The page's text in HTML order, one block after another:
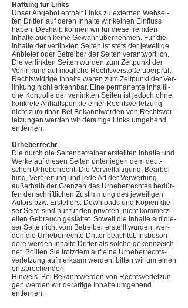
Haf­tung für Links
Unser Ange­bot ent­hält Links zu exter­nen Web­sei­
ten Drit­ter, auf deren Inhalte wir kei­nen Ein­fluss
haben. Des­halb kön­nen wir für diese frem­den
Inhalte auch keine Gewähr über­neh­men. Für die
Inhalte der ver­link­ten Sei­ten ist stets der jewei­lige
Anbie­ter oder Betrei­ber der Sei­ten ver­ant­wort­lich.
Die ver­link­ten Sei­ten wur­den zum Zeit­punkt der
Ver­lin­kung auf mög­li­che Rechts­ver­stöße über­prüft.
Rechts­wid­rige Inhalte waren zum Zeit­punkt der Ver­
lin­kung nicht erkenn­bar. Eine per­ma­nente inhalt­li­
che Kon­trolle der ver­link­ten Sei­ten ist jedoch ohne
kon­krete Anhalts­punkte einer Rechts­ver­let­zung
nicht zumut­bar. Bei Bekannt­wer­den von Rechts­ver­
let­zun­gen wer­den wir der­ar­tige Links umge­hend
entfernen.
Urhe­ber­recht
Die durch die Sei­ten­be­trei­ber erstell­ten Inhalte und
Werke auf die­sen Sei­ten unter­lie­gen dem deut­
schen Urhe­ber­recht. Die Ver­viel­fäl­ti­gung, Bear­bei­
tung, Ver­brei­tung und jede Art der Ver­wer­tung
außer­halb der Gren­zen des Urhe­ber­rech­tes bedür­
fen der schrift­li­chen Zustim­mung des jewei­li­gen
Autors bzw. Erstel­lers. Down­loads und Kopien die­
ser Seite sind nur für den pri­va­ten, nicht kom­mer­zi­
el­len Gebrauch gestat­tet. Soweit die Inhalte auf die­
ser Seite nicht vom Betrei­ber erstellt wur­den, wer­
den die Urhe­ber­rechte Drit­ter beach­tet. Ins­be­son­
dere wer­den Inhalte Drit­ter als sol­che gekenn­zeich­
net. Soll­ten Sie trotz­dem auf eine Urhe­ber­rechts­
ver­let­zung auf­merk­sam wer­den, bit­ten wir um einen
ent­spre­chen­den
Hin­weis. Bei Bekannt­wer­den von Rechts­ver­let­zun­
gen wer­den wir der­ar­tige Inhalte umge­hend
entfernen.